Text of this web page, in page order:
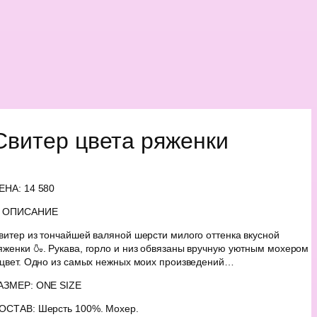
цвета ряженки
14 580
ОПИСАНИЕ
из тончайшей валяной шерсти милого оттенка вкусной
🍶. Рукава, горло и низ обвязаны вручную уютным мохером
Одно из самых нежных моих произведений…
ONE SIZE
Шерсть 100%. Мохер.